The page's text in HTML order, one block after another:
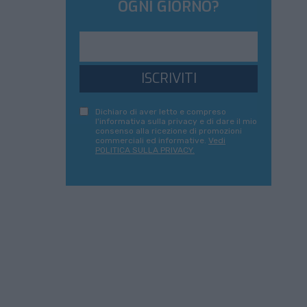
OGNI GIORNO?
ISCRIVITI
Dichiaro di aver letto e compreso
l'informativa sulla privacy e di dare il mio
consenso alla ricezione di promozioni
commerciali ed informative. Vedi
POLITICA SULLA PRIVACY.